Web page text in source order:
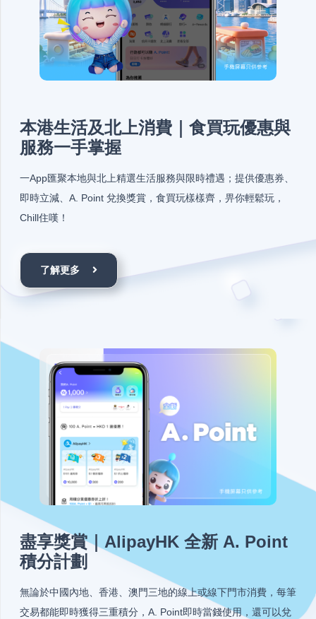
本港生活及北上消費｜食買玩優惠與
服務一手掌握
一App匯聚本地與北上精選生活服務與限時禮遇；提供優惠券、
即時立減、A. Point 兌換獎賞，食買玩樣樣齊，畀你輕鬆玩，
Chill住嘆！
了解更多
盡享獎賞｜AlipayHK 全新 A. Point
積分計劃
無論於中國內地、香港、澳門三地的線上或線下門市消費，每筆
交易都能即時獲得三重積分，A. Point即時當錢使用，還可以兌